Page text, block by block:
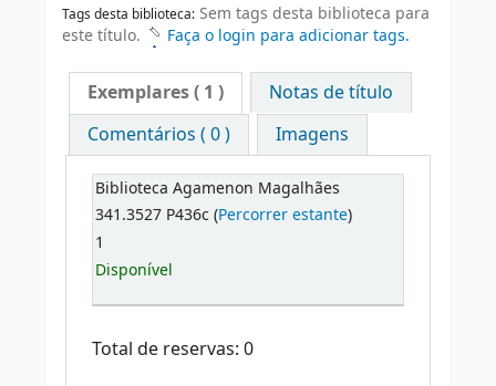
Tags desta biblioteca: Sem tags desta biblioteca para
este título.
Faça o login para adicionar tags.
Exemplares( 1 )
Notas de título
Comentários ( 0 )
Imagens
Biblioteca Agamenon Magalhães
341.3527 P436c (Percorrer estante)
1
Disponível
Total de reservas: 0